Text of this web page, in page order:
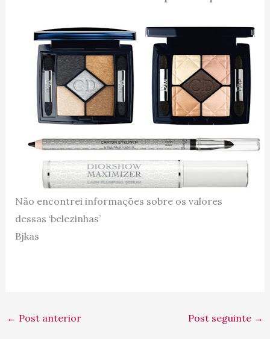
Não encontrei informações sobre os valores
dessas ‘belezinhas’
Bjkas
← Post anterior Post seguinte →